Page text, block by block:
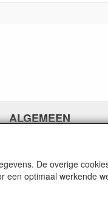
ALGEMEEN
De overige
een optimaal werkende